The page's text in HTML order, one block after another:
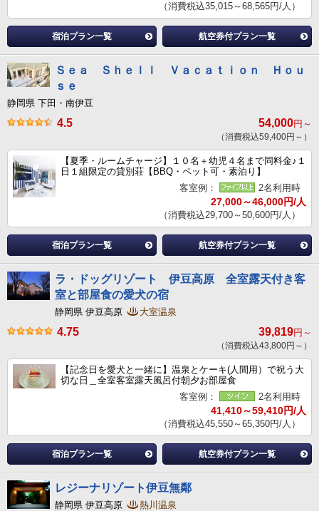
（消費税込35,015～68,565円/人）
宿泊プラン一覧 航空券付プラン一覧
Ｓｅａ Ｓｈｅｌｌ Ｖａｃａｔｉｏｎ Ｈｏｕ
ｓｅ
静岡県 下田・南伊豆
4.5 54,000円～
（消費税込59,400円～）
【夏季・ルームチャージ】１０名＋幼児４名まで同料金♪１
日１組限定の貸別荘【BBQ・ペット可・素泊り】
客室例：
2名利用時
27,000～46,000円/人
（消費税込29,700～50,600円/人）
宿泊プラン一覧 航空券付プラン一覧
ラ・ドッグリゾート 伊豆高原 全室露天付き客
室と部屋食の愛犬の宿
静岡県 伊豆高原 大室温泉
4.75 39,819円～
（消費税込43,800円～）
【記念日を愛犬と一緒に】温泉とケーキ(人間用）で祝う大
切な日＿全室客室露天風呂付朝夕お部屋食
客室例：
2名利用時
41,410～59,410円/人
（消費税込45,550～65,350円/人）
宿泊プラン一覧 航空券付プラン一覧
レジーナリゾート伊豆無鄰
静岡県 伊豆高原 熱川温泉